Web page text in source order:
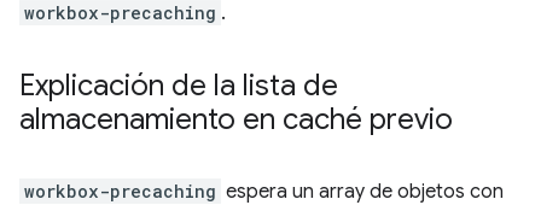
workbox-precaching .
Explicación de la lista de
almacenamiento en caché previo
workbox-precaching espera un array de objetos con